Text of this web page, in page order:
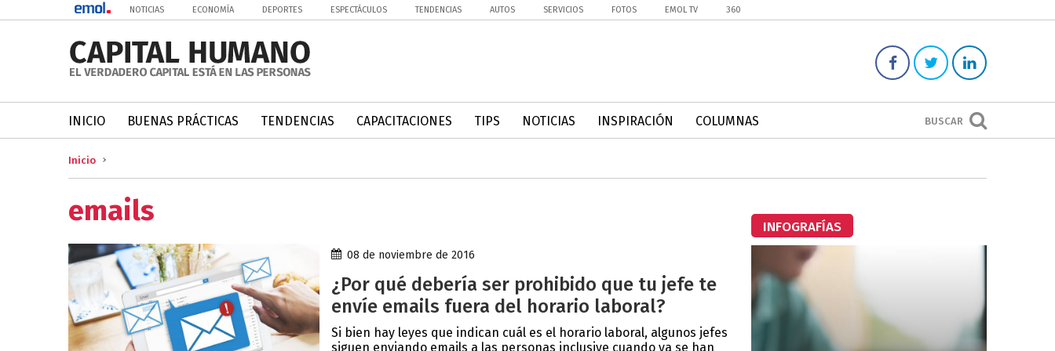
NOTICIAS ECONOMÍA DEPORTES ESPECTÁCULOS TENDENCIAS AUTOS SERVICIOS FOTOS EMOL TV 360
BUSCAR
INICIO BUENAS PRÁCTICAS TENDENCIAS CAPACITACIONES TIPS NOTICIAS INSPIRACIÓN COLUMNAS
Inicio
emails
08 de noviembre de 2016
¿Por qué debería ser prohibido que tu jefe te
envíe emails fuera del horario laboral?
Si bien hay leyes que indican cuál es el horario laboral, algunos jefes
siguen enviando emails a las personas inclusive cuando ya se han
INFOGRAFÍAS